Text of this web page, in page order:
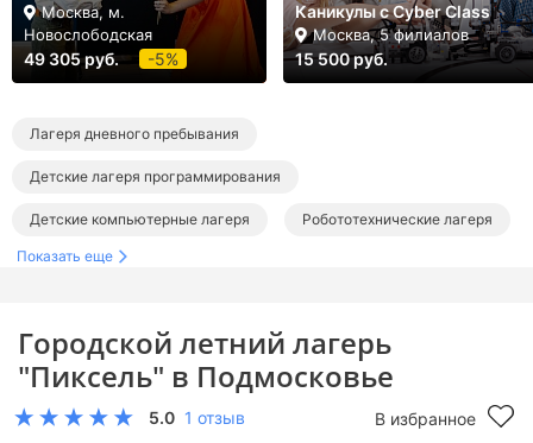
Городской летний лагерь
"Пиксель" в Подмосковье
5.0 1 отзыв В избранное
Москва, м.
Новослободская
49 305 руб. -5%
Каникулы с Cyber Class
Москва, 5 филиалов
15 500 руб.
Лагеря дневного пребывания
Детские лагеря программирования
Детские компьютерные лагеря Робототехнические лагеря
Технические лагеря
Лагеря для детей в Подмосковье
Лагеря в Домодедово и Домодедовском районе
Лагеря в Чехове и Чеховском районе
Показать еще